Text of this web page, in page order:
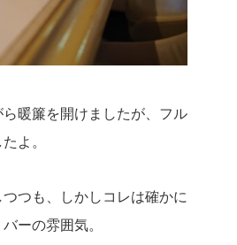
暖簾を開けましたが、フル
よ。
つも、しかしコレは確かに
ーの雰囲気。